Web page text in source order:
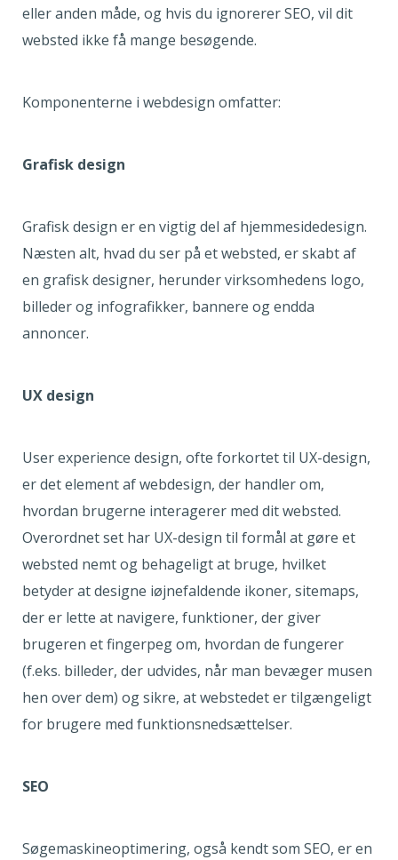
eller anden måde, og hvis du ignorerer SEO, vil dit
websted ikke få mange besøgende.
Komponenterne i webdesign omfatter:
Grafisk design
Grafisk design er en vigtig del af hjemmesidedesign.
Næsten alt, hvad du ser på et websted, er skabt af
en grafisk designer, herunder virksomhedens logo,
billeder og infografikker, bannere og endda
annoncer.
UX design
User experience design, ofte forkortet til UX-design,
er det element af webdesign, der handler om,
hvordan brugerne interagerer med dit websted.
Overordnet set har UX-design til formål at gøre et
websted nemt og behageligt at bruge, hvilket
betyder at designe iøjnefaldende ikoner, sitemaps,
der er lette at navigere, funktioner, der giver
brugeren et fingerpeg om, hvordan de fungerer
(f.eks. billeder, der udvides, når man bevæger musen
hen over dem) og sikre, at webstedet er tilgængeligt
for brugere med funktionsnedsættelser.
SEO
Søgemaskineoptimering, også kendt som SEO, er en